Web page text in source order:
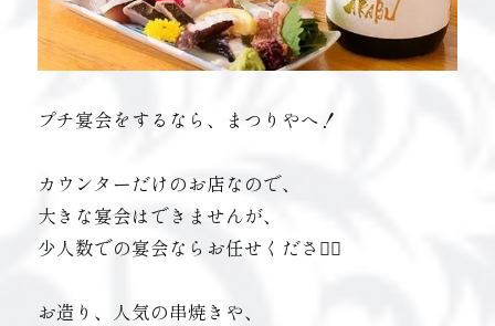
プチ宴会をするなら、まつりやへ！
カウンターだけのお店なので、
大きな宴会はできませんが、
少人数での宴会ならお任せください🏼
お造り、人気の串焼きや、